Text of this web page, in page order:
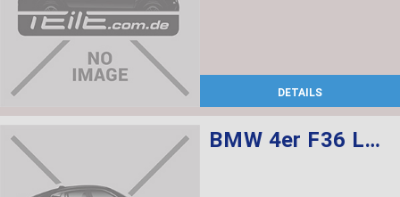
DETAILS
BMW 4er F36 Lederausstattung Sportsitze für Fahrer und Beifahrer, Sitzverstellung elektr. m. Memory sowie Sitzheizung vorne